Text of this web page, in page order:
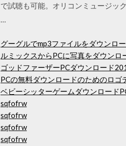
で試聴も可能。オリコンミュージッ
グーグルでmp3ファイルをダウンロ
ルミックスからPCに写真をダウンロ
ゴッドファーザーPCダウンロード
PCの無料ダウンロードのためのロゴ
ベビーシッターゲームダウンロード
sqfofrw
sqfofrw
sqfofrw
sqfofrw